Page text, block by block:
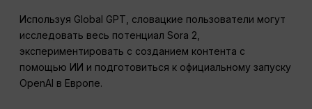
Используя Global GPT, словацкие пользователи могут
исследовать весь потенциал Sora 2,
экспериментировать с созданием контента с
помощью ИИ и подготовиться к официальному запуску
OpenAI в Европе.